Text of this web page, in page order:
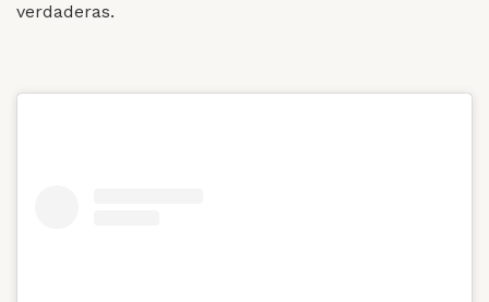
verdaderas.